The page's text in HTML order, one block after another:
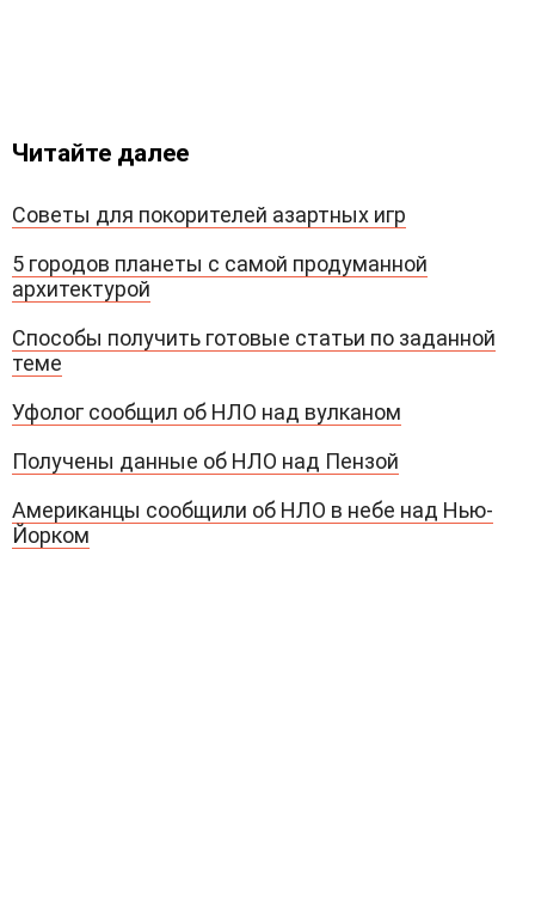
Читайте далее
Советы для покорителей азартных игр
5 городов планеты с самой продуманной
архитектурой
Способы получить готовые статьи по заданной
теме
Уфолог сообщил об НЛО над вулканом
Получены данные об НЛО над Пензой
Американцы сообщили об НЛО в небе над Нью-
Йорком